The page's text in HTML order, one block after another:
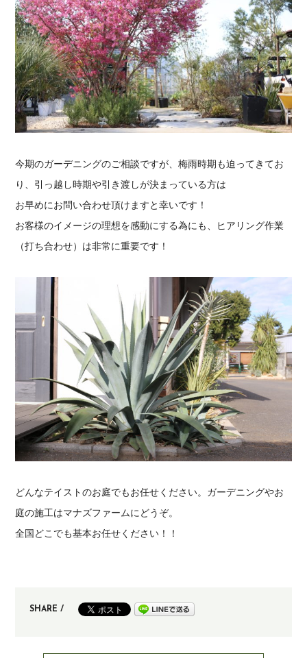
今期のガーデニングのご相談ですが、梅雨時期も迫ってきてお
り、引っ越し時期や引き渡しが決まっている方は
お早めにお問い合わせ頂けますと幸いです！
お客様のイメージの理想を感動にする為にも、ヒアリング作業
（打ち合わせ）は非常に重要です！
どんなテイストのお庭でもお任せください。ガーデニングやお
庭の施工はマナズファームにどうぞ。
全国どこでも基本お任せください！！
SHARE /